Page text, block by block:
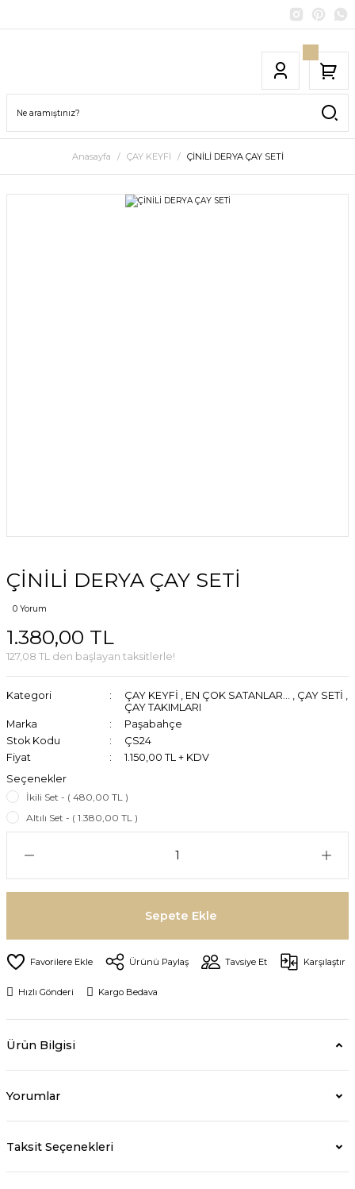
Anasayfa ÇAY KEYFİ ÇİNİLİ DERYA ÇAY SETİ
ÇİNİLİ DERYA ÇAY SETİ
0 Yorum
1.380,00 TL
127,08 TL den başlayan taksitlerle!
Kategori ÇAY KEYFİ , EN ÇOK SATANLAR... , ÇAY SETİ ,
ÇAY TAKIMLARI
Marka
Paşabahçe
Stok Kodu
ÇS24
Fiyat
1.150,00 TL + KDV
Seçenekler
İkili Set - ( 480,00 TL )
Altılı Set - ( 1.380,00 TL )
Sepete Ekle
Ürünü Paylaş Tavsiye Et Karşılaştır
Hızlı Gönderi Kargo Bedava
Ürün Bilgisi
Yorumlar
Taksit Seçenekleri